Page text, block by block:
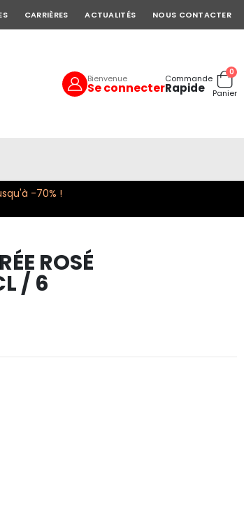
CARRIÈRES ACTUALITÉS NOUS CONTACTER
Bienvenue
Se connecter
Commande
Rapide Cart
0
Panier
-70% !
ROSÉ
/ 6